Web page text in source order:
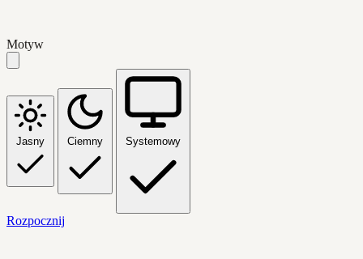
Motyw
Jasny Ciemny Systemowy
Rozpocznij